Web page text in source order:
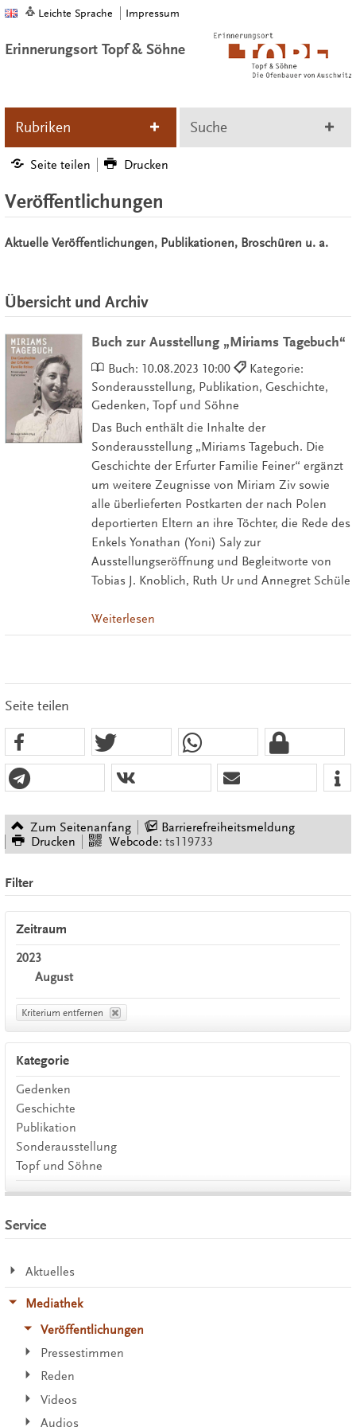
Leichte Sprache Impressum
Erinnerungsort Topf & Söhne
Rubriken Suche
Seite teilen Drucken
Veröffentlichungen
Aktuelle Veröffentlichungen, Publikationen, Broschüren u. a.
Übersicht und Archiv
Buch zur Ausstellung „Miriams Tagebuch“
Buch: 10.08.2023 10:00
Kategorie:
Sonderausstellung, Publikation, Geschichte,
Gedenken, Topf und Söhne
Das Buch enthält die Inhalte der
Sonderausstellung „Miriams Tagebuch. Die
Geschichte der Erfurter Familie Feiner“ ergänzt
um weitere Zeugnisse von Miriam Ziv sowie
alle überlieferten Postkarten der nach Polen
deportierten Eltern an ihre Töchter, die Rede des
Enkels Yonathan (Yoni) Saly zur
Ausstellungseröffnung und Begleitworte von
Tobias J. Knoblich, Ruth Ur und Annegret Schüle
Weiterlesen
Seite teilen
Zum Seitenanfang
Barrierefreiheitsmeldung
Drucken
Webcode: ts119733
Filter
Zeitraum
2023
August
Kriterium entfernen
Kategorie
Gedenken
Geschichte
Publikation
Sonderausstellung
Topf und Söhne
Service
Aktuelles
Mediathek
Veröffentlichungen
Pressestimmen
Reden
Videos
Audios